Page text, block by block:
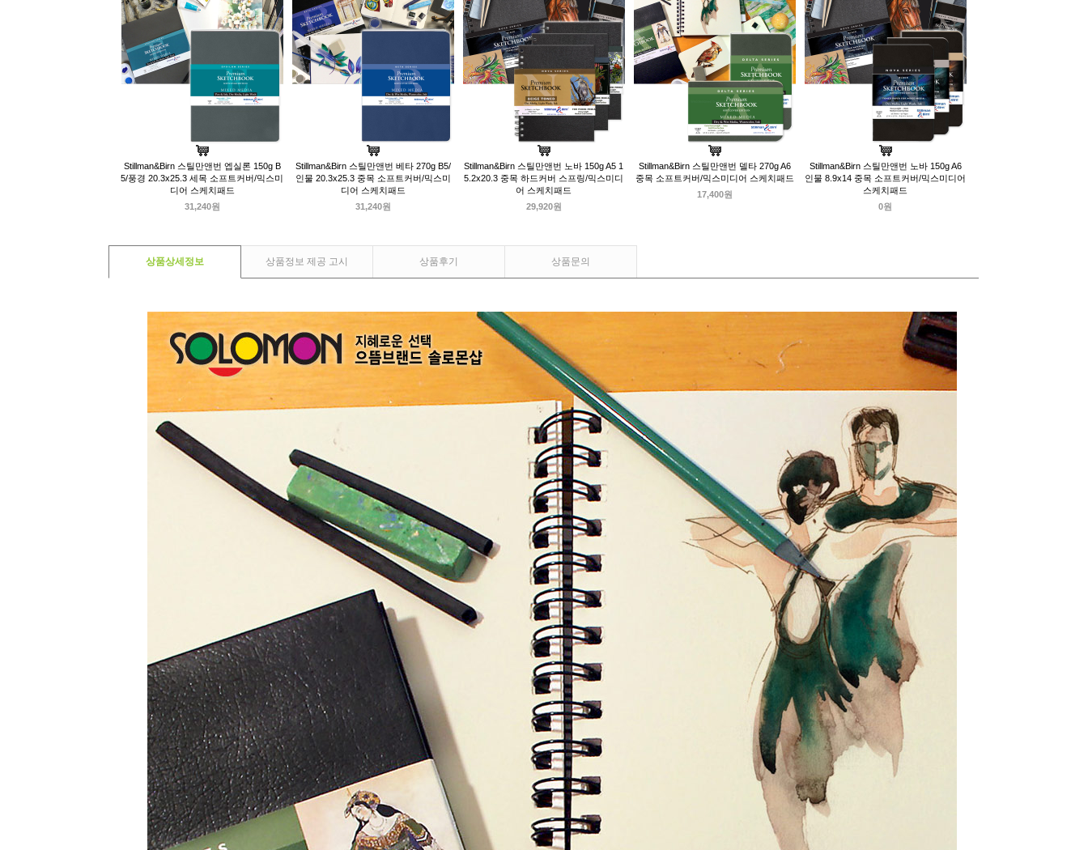
Stillman&Birn 스틸만앤번 엡실론 150g B
5/풍경 20.3x25.3 세목 소프트커버/믹스미
디어 스케치패드
31,240원
Stillman&Birn 스틸만앤번 베타 270g B5/
인물 20.3x25.3 중목 소프트커버/믹스미
디어 스케치패드
31,240원
Stillman&Birn 스틸만앤번 노바 150g A5 1
5.2x20.3 중목 하드커버 스프링/믹스미디
어 스케치패드
29,920원
Stillman&Birn 스틸만앤번 델타 270g A6
중목 소프트커버/믹스미디어 스케치패드
17,400원
Stillman&Birn 스틸만앤번 노바 150g A6
인물 8.9x14 중목 소프트커버/믹스미디어
스케치패드
0원
상품상세정보 상품정보 제공 고시 상품후기 상품문의